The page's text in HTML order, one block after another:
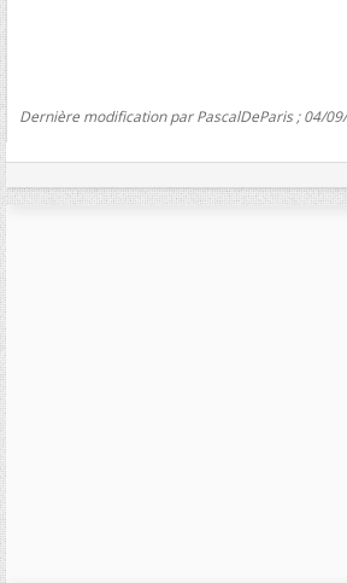
Dernière modification par PascalDeParis ; 04/